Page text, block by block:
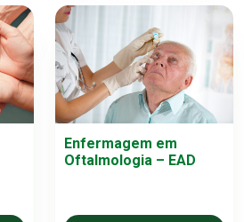
Enfermagem em
Oftalmologia – EAD